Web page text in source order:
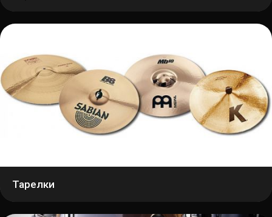
Тарелки